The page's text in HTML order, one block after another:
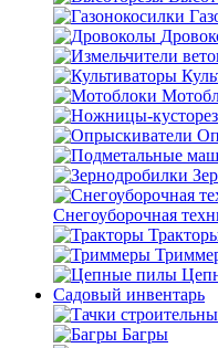
Снегоуборочная
Садовый инвентарь
Багры